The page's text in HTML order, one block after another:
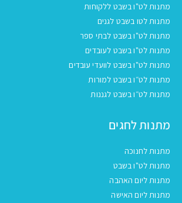
מתנות לט"ו בשבט ללקוחות
מתנות לטו בשבט לגנים
מתנות לט"ו בשבט לבתי ספר
מתנות לט"ו בשבט לעובדים
מתנות לט"ו בשבט לוועדי עובדים
מתנות לט״ו בשבט למורות
מתנות לט״ו בשבט לגננות
מתנות לחגים
מתנות לחנוכה
מתנות לט"ו בשבט
מתנות ליום האהבה
מתנות ליום האישה